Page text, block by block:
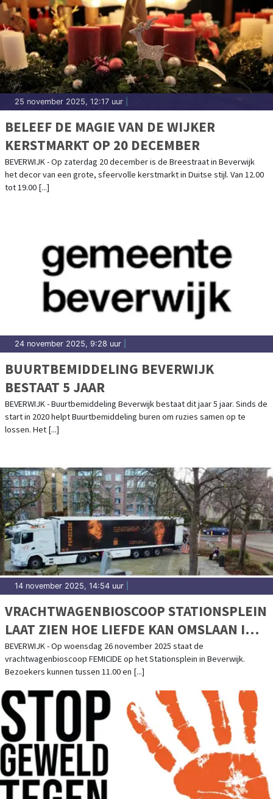
25 november 2025, 12:17 uur
BELEEF DE MAGIE VAN DE WIJKER
KERSTMARKT OP 20 DECEMBER
BEVERWIJK - Op zaterdag 20 december is de Breestraat in Beverwijk
het decor van een grote, sfeervolle kerstmarkt in Duitse stijl. Van 12.00
tot 19.00 [...]
24 november 2025, 9:28 uur
BUURTBEMIDDELING BEVERWIJK
BESTAAT 5 JAAR
BEVERWIJK - Buurtbemiddeling Beverwijk bestaat dit jaar 5 jaar. Sinds de
start in 2020 helpt Buurtbemiddeling buren om ruzies samen op te
lossen. Het [...]
14 november 2025, 14:54 uur
VRACHTWAGENBIOSCOOP STATIONSPLEIN
LAAT ZIEN HOE LIEFDE KAN OMSLAAN IN
GEWELD
BEVERWIJK - Op woensdag 26 november 2025 staat de
vrachtwagenbioscoop FEMICIDE op het Stationsplein in Beverwijk.
Bezoekers kunnen tussen 11.00 en [...]